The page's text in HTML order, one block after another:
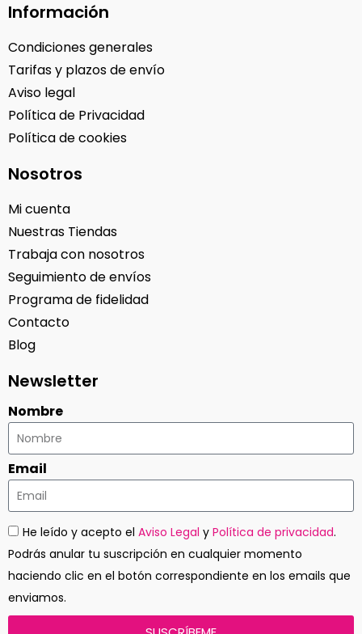
Información
Condiciones generales
Tarifas y plazos de envío
Aviso legal
Política de Privacidad
Política de cookies
Nosotros
Mi cuenta
Nuestras Tiendas
Trabaja con nosotros
Seguimiento de envíos
Programa de fidelidad
Contacto
Blog
Newsletter
Nombre
Email
He leído y acepto el Aviso Legal y Política de privacidad.
Podrás anular tu suscripción en cualquier momento
haciendo clic en el botón correspondiente en los emails que
enviamos.